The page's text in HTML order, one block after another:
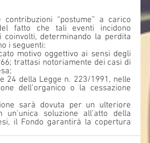
“postume” a carico
fatto che tali eventi incidono
determinando la perdita
i seguenti:
motivo oggettivo ai sensi degli
trattasi notoriamente dei casi di
24 della Legge n. 223/1991, nelle
dell’organico o la cessazione
sarà dovuta per un ulteriore
soluzione all’atto della
il Fondo garantirà la copertura